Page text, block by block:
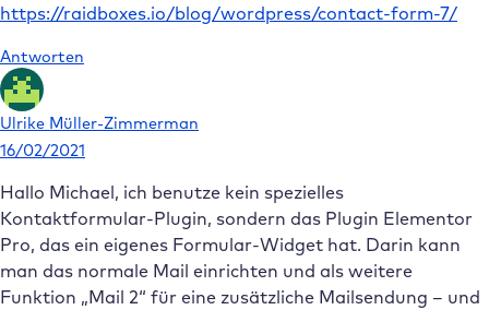
https://raidboxes.io/blog/wordpress/contact-form-7/
Antworten
Ulrike Müller-Zimmerman
16/02/2021
Hallo Michael, ich benutze kein spezielles
Kontaktformular-Plugin, sondern das Plugin Elementor
Pro, das ein eigenes Formular-Widget hat. Darin kann
man das normale Mail einrichten und als weitere
Funktion „Mail 2“ für eine zusätzliche Mailsendung – und